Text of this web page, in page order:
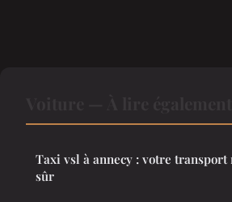
Taxi vsl à annecy : votre
sûr